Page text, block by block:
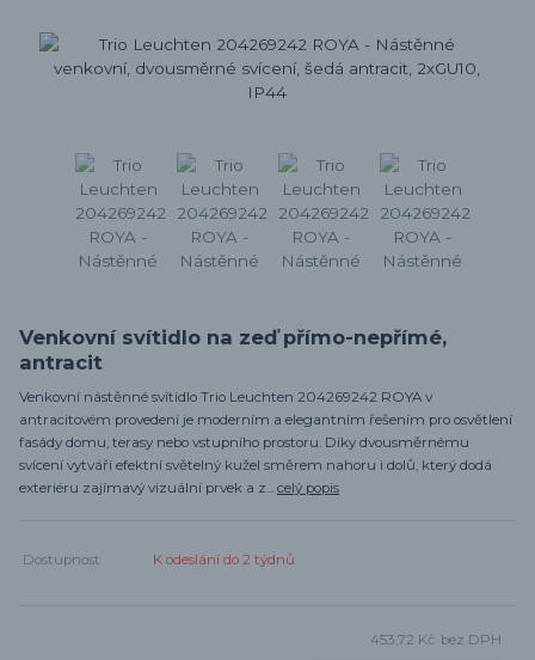
Venkovní svítidlo na zeď přímo-nepřímé,
antracit
Venkovní nástěnné svítidlo Trio Leuchten 204269242 ROYA v
antracitovém provedení je moderním a elegantním řešením pro osvětlení
fasády domu, terasy nebo vstupního prostoru. Díky dvousměrnému
svícení vytváří efektní světelný kužel směrem nahoru i dolů, který dodá
exteriéru zajímavý vizuální prvek a z... celý popis
Dostupnost K odeslání do 2 týdnů
453,72 Kč bez DPH